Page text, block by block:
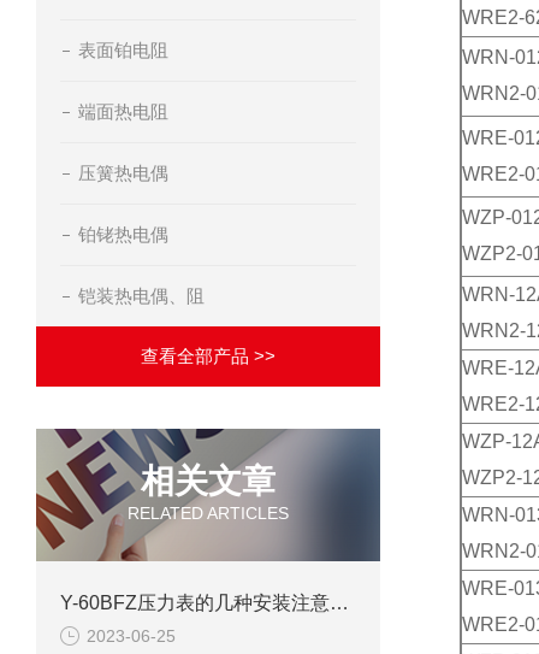
表面铂电阻
端面热电阻
压簧热电偶
铂铑热电偶
铠装热电偶、阻
查看全部产品 >>
相关文章
RELATED ARTICLES
Y-60BFZ压力表的几种安装注意事项
2023-06-25
WRE2-
WRN-
WRN2-
WRE-
WRE2-
WZP-
WZP2-
WRN-
WRN2-
WRE-
WRE2-
WZP-
WZP2-
WRN-
WRN2-
WRE-
WRE2-